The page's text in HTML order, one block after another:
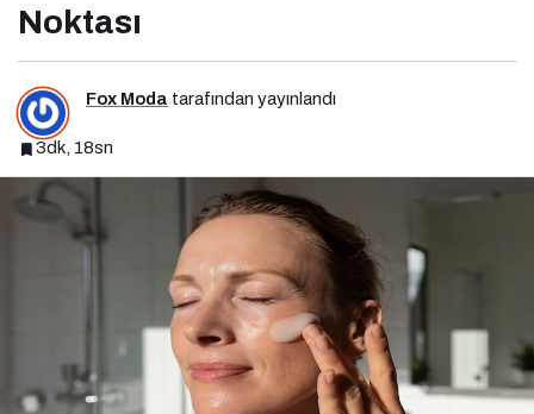
Noktası
Fox Moda tarafından yayınlandı
3dk, 18sn